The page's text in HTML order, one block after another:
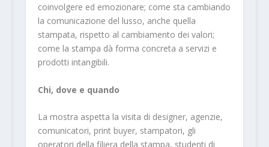
coinvolgere ed emozionare; come sta cambiando
la comunicazione del lusso, anche quella
stampata, rispetto al cambiamento dei valori;
come la stampa dà forma concreta a servizi e
prodotti intangibili.
Chi, dove e quando
La mostra aspetta la visita di designer, agenzie,
comunicatori, print buyer, stampatori, gli
operatori della filiera della stampa, studenti di